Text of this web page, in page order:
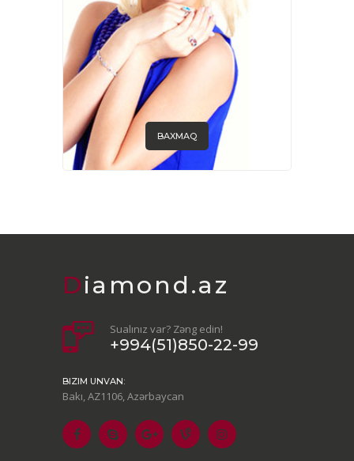
BAXMAQ
Diamond.az
Sualınız var? Zəng edin!
+994(51)850-22-99
BIZIM UNVAN:
Bakı, AZ1106, Azərbaycan